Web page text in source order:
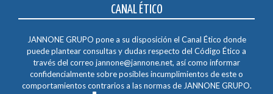
CANAL ÉTICO
JANNONE GRUPO pone a su disposición el Canal Ético donde
puede plantear consultas y dudas respecto del Código Ético a
través del correo jannone@jannone.net, así como informar
confidencialmente sobre posibles incumplimientos de este o
comportamientos contrarios a las normas de JANNONE GRUPO.